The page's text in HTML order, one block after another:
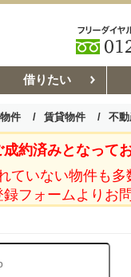
借りたい
件 賃貸物件 不
コラム 賃貸管理コ
約済みとなってお
ていない物件も多
フォームよりお